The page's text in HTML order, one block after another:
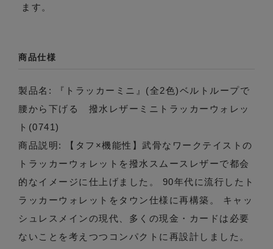
ます。
商品仕様
製品名: 『トラッカーミニ』(全2色)ベルトループで
腰から下げる 撥水レザーミニトラッカーウォレッ
ト(0741)
商品説明: 【タフ×機能性】武骨なワークテイストの
トラッカーウォレットを撥水スムースレザーで都会
的なイメージに仕上げました。 90年代に流行したト
ラッカーウォレットをタウン仕様に再構築。 キャッ
シュレスメインの現代、多くの現金・カードは必要
ないことを考えつつコンパクトに再設計しました。